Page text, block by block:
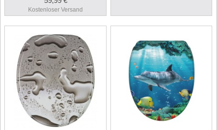
Kostenloser Versand